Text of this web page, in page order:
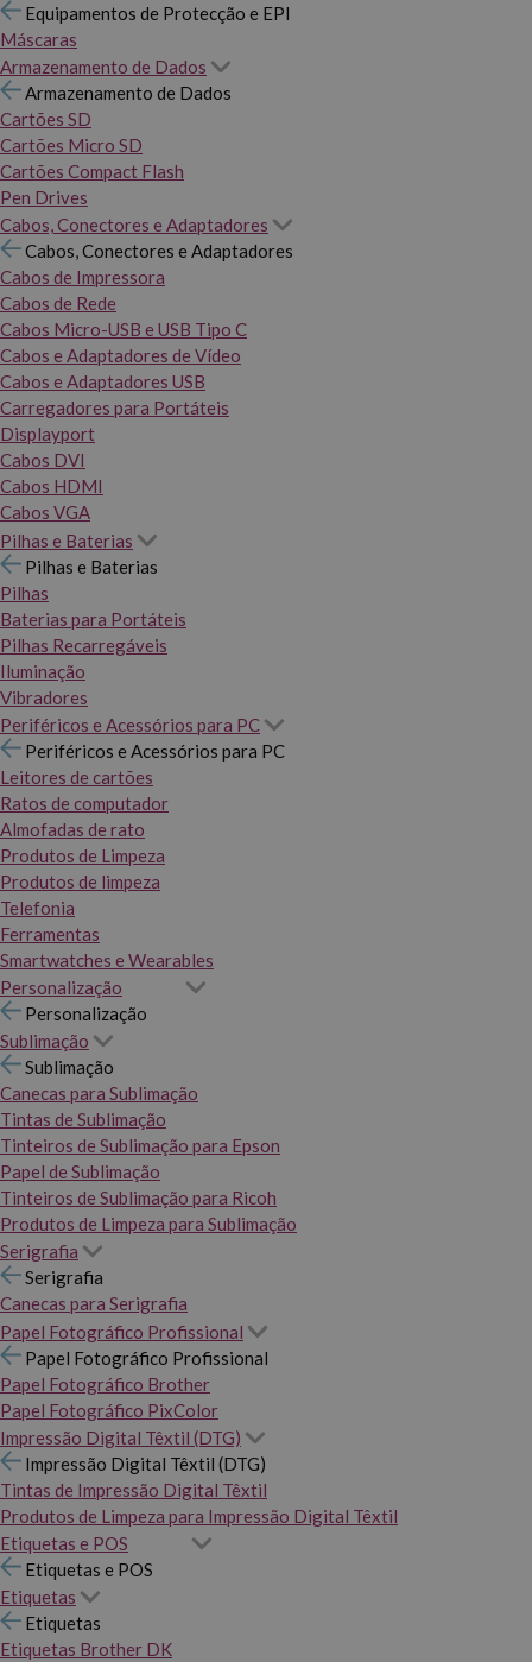
Equipamentos de Protecção e EPI
Máscaras
Armazenamento de Dados
Armazenamento de Dados
Cartões SD
Cartões Micro SD
Cartões Compact Flash
Pen Drives
Cabos, Conectores e Adaptadores
Cabos, Conectores e Adaptadores
Cabos de Impressora
Cabos de Rede
Cabos Micro-USB e USB Tipo C
Cabos e Adaptadores de Vídeo
Cabos e Adaptadores USB
Carregadores para Portáteis
Displayport
Cabos DVI
Cabos HDMI
Cabos VGA
Pilhas e Baterias
Pilhas e Baterias
Pilhas
Baterias para Portáteis
Pilhas Recarregáveis
Iluminação
Vibradores
Periféricos e Acessórios para PC
Periféricos e Acessórios para PC
Leitores de cartões
Ratos de computador
Almofadas de rato
Produtos de Limpeza
Produtos de limpeza
Telefonia
Ferramentas
Smartwatches e Wearables
Personalização
Personalização
Sublimação
Sublimação
Canecas para Sublimação
Tintas de Sublimação
Tinteiros de Sublimação para Epson
Papel de Sublimação
Tinteiros de Sublimação para Ricoh
Produtos de Limpeza para Sublimação
Serigrafia
Serigrafia
Canecas para Serigrafia
Papel Fotográfico Profissional
Papel Fotográfico Profissional
Papel Fotográfico Brother
Papel Fotográfico PixColor
Impressão Digital Têxtil (DTG)
Impressão Digital Têxtil (DTG)
Tintas de Impressão Digital Têxtil
Produtos de Limpeza para Impressão Digital Têxtil
Etiquetas e POS
Etiquetas e POS
Etiquetas
Etiquetas
Etiquetas Brother DK